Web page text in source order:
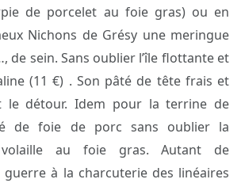
de porcelet au foie gras) ou en
Nichons de Grésy une meringue
de sein. Sans oublier l’île flottante et
(11 €) . Son pâté de tête frais et
le détour. Idem pour la terrine de
de foie de porc sans oublier la
au foie gras. Autant de
guerre à la charcuterie des linéaires